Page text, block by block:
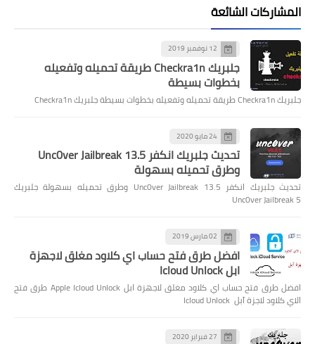
المشاركات الشائعة
12 نوفمبر 2019
جلبريك Checkra1n طريقة تحميله وتفعيله
بخطوات بسيطة
جلبريك Checkra1n طريقة تحميله وتفعيله بخطوات بسيطة جلبريك Checkra1n
24 مايو 2020
تحديث جلبريك انكفر Unc0ver Jailbreak 13.5
وطرق تحميله بسهولة
تحديث جلبريك انكفر Unc0ver Jailbreak 13.5 وطرق تحميله بسهولة جلبريك
Unc0ver Jailbreak 5
02 مارس 2019
افضل طرق فتح حساب اي كلاود مغلق لاجهزة
ابل Icloud Unlock
افضل طرق فتح حساب اي كلاود مغلق لاجهزة ابل Apple Icloud Unlock طرق فتح
الاي كلاود لاجزة آبل Icloud Unlock
27 فبراير 2020